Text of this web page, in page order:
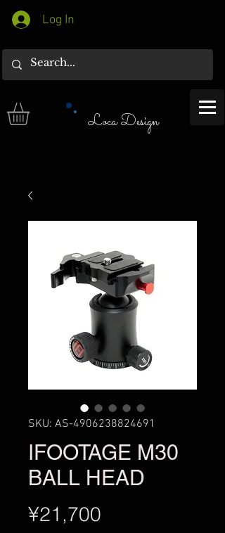
Log In
Loca Design
SKU: AS-4906238824691
IFOOTAGE M30
BALL HEAD
¥21,700